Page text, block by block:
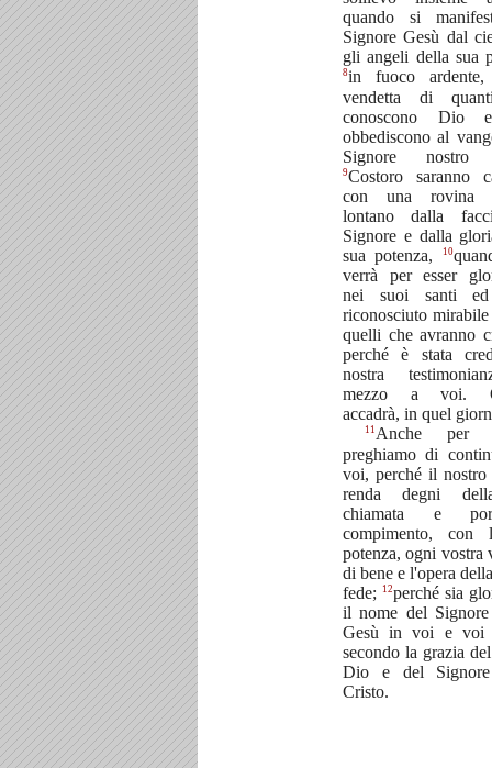
quando si
Signore Gesù dal
gli angeli della sua
8in fuoco
vendetta di
conoscono Dio
obbediscono al
Signore nostro
9Costoro saranno
con una rovina
lontano dalla
Signore e dalla
sua potenza,
10
verrà per esser
nei suoi santi ed
riconosciuto
quelli che avranno
perché è stata
nostra
mezzo a voi.
accadrà, in quel
11Anche per
preghiamo di
voi, perché il
renda degni
chiamata e
compimento, con
potenza, ogni vostra
di bene e l'opera
fede;
12perché sia
il nome del Signore
Gesù in voi e voi
secondo la grazia
Dio e del
Cristo.